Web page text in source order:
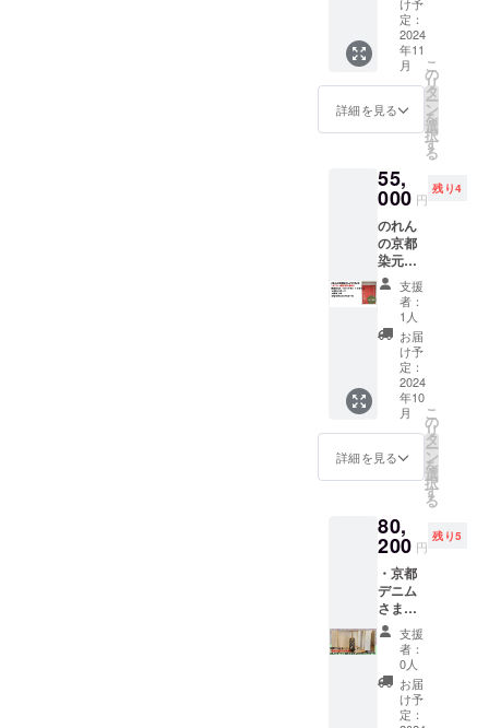
ー 商品
情報：
プレー
(ML)
（TNPL
GH008
） サイ
直径
21.5cm
高さ
3.5cm
素
材：磁
土 詳細
事項：
電子レ
ンジ不
可。研
磨剤の
無い洗
剤での
手洗い
をおす
すめし
ーーー
ーーー
ーーー
ーーー
ーーー
ーーー
ーーー
ーーー
ーーー
ーーー
げられ
まし
た。お
部屋や
オフィ
ける
と、洗
気を演
出し、
訪れる
すべて
の人に
心地よ
い空間
を提供
しま
す。 サ
イズ：
40cm×
縦60cm
紙業さ
まの商
品で梱
包して
送付い
す。 プ
ロジェ
になる
のでご
協力い
ただけ
る方で
お願い
しま
す。 ア
ンケー
トに答
えてい
ただき
ます。
【梱包
物】 ・
メッ
セー
木 ・３
Dプリン
タで出
力した
見本 ・
彫刻刀
セット
・冊子
ご協力
期間：
納品後
２－３
び苑さ
まよ
り、本
ろうけ
つ染め
技法で
熟練職
んを返
礼品と
供いた
だきま
した。
白文字
で「心
より感
謝。」
と記さ
れたウ
グイス
色のこ
ののれ
柔らか
なブッ
使用
し、ど
の空間
にも温
もりと
和やか
な雰囲
気をも
たらし
ます。
京都に
根ざす
皆様に
感謝の
意を表
すため
の特別
なリ
サイト
に、
320×25
0pxのイ
メージ
を掲載
しま
す。 ▼
こちら
のホー
ムペー
ジに掲
載いた
します
http://w
ww.qret
hon.co
m ※掲載
9月まで
となり
ます。
（一年
間） ※
購入時
の備考
欄に掲
載する
名前、
サービ
スなど
限定で
「株式
会社
Qretho
nの簡単
配信お
試しチ
ケッ
ご提供
しま
す。関
西限定
で、京
都から1
時間以
内の移
動範囲
で実施
可能で
す。交
通費込
みで、2
時間の
配信サ
ポート
所のマ
イクや
設備を
利用
し、PC
は3台ま
で、カ
メラは2
台まで
（三脚
持込
可）持
定：
2024
年11
月
詳細を見る
こ
の
リ
タ
ー
ン
を
選
択
す
る
55,
000 円
残り4
のれん
の京都
染元
しょう
び苑
さま ・
感謝の
れん
（うぐ
いす
色）＋
文字入
れ ・お
礼の動
画URL
を書い
又はQR
コード
を添付
いたし
ます。
・株式
会社
Qretho
nのス
テッ
カー
（ス
支援
者：
1人
お届
け予
定：
2024
年10
月
詳細を見る
こ
の
リ
タ
ー
ン
を
選
択
す
る
80,
200 円
残り5
・京都
デニム
さま
SIZUKU
BAG ・
お礼の
動画
URLを
書いた
支援
者：
0人
お届
け予
定：